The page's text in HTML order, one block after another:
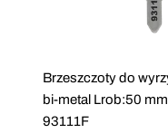
Brzeszczoty do
bi-metal Lrob:50
93111F